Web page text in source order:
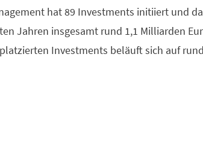
hat 89 Investments initiiert und
Jahren insgesamt rund 1,1 Milliarden
Investments beläuft sich auf